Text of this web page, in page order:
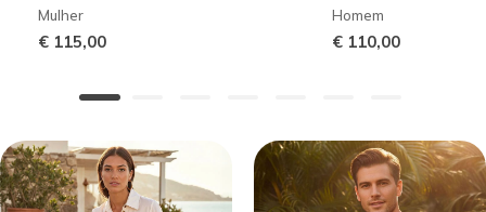
Mulher
€ 115,00
Homem
€ 110,00